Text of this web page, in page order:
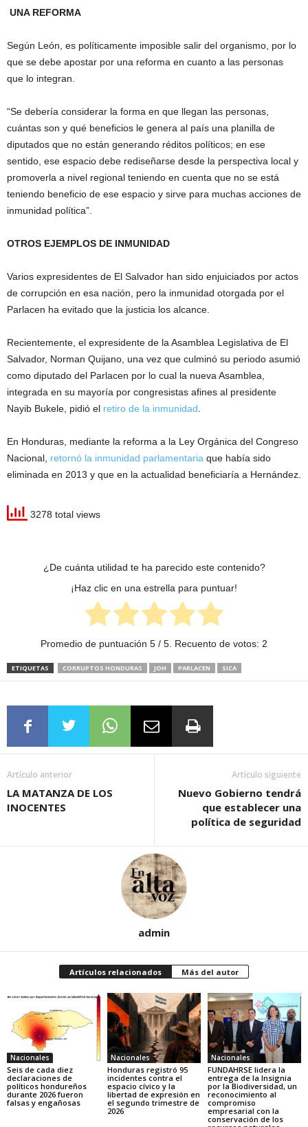
UNA REFORMA
Según León, es políticamente imposible salir del organismo, por lo
que se debe apostar por una reforma en cuanto a las personas
que lo integran.
“Se debería considerar la forma en que llegan las personas,
cuántas son y qué beneficios le genera al país una planilla de
diputados que no están generando réditos políticos; en ese
sentido, ese espacio debe rediseñarse desde la perspectiva local y
promoverla a nivel regional teniendo en cuenta que no se está
teniendo beneficio de ese espacio y sirve para muchas acciones de
inmunidad política”.
OTROS EJEMPLOS DE INMUNIDAD
Varios expresidentes de El Salvador han sido enjuiciados por actos
de corrupción en esa nación, pero la inmunidad otorgada por el
Parlacen ha evitado que la justicia los alcance.
Recientemente, el expresidente de la Asamblea Legislativa de El
Salvador, Norman Quijano, una vez que culminó su periodo asumió
como diputado del Parlacen por lo cual la nueva Asamblea,
integrada en su mayoría por congresistas afines al presidente
Nayib Bukele, pidió el retiro de la inmunidad
En Honduras, mediante la reforma a la Ley Orgánica del Congreso
Nacional, retornó la inmunidad parlamentaria que había sido
eliminada en 2013 y que en la actualidad beneficiaría a Hernández.
3278 total views
¿De cuánta utilidad te ha parecido este contenido?
¡Haz clic en una estrella para puntuar!
Promedio de puntuación 5 / 5. Recuento de votos: 2
ETIQUETAS CORRUPTOS HONDURAS JOH PARLACEN SICA
Artículo anterior
LA MATANZA DE LOS
INOCENTES
Artículo siguiente
Nuevo Gobierno tendrá
que establecer una
política de seguridad
admin
Artículos relacionados Más del autor
Nacionales
Seis de cada diez
declaraciones de
políticos hondureños
durante 2026 fueron
falsas y engañosas
Nacionales
Honduras registró 95
incidentes contra el
espacio cívico y la
libertad de expresión en
el segundo trimestre de
2026
Nacionales
FUNDAHRSE lidera la
entrega de la Insignia
por la Biodiversidad, un
reconocimiento al
compromiso
empresarial con la
conservación de los